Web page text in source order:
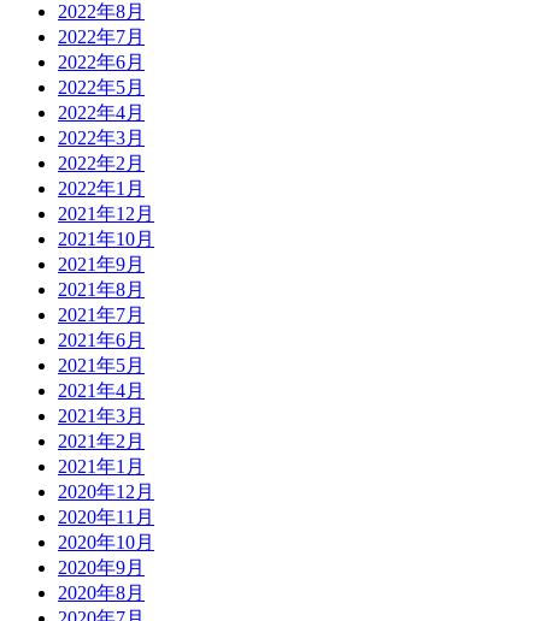
2022年8月
2022年7月
2022年6月
2022年5月
2022年4月
2022年3月
2022年2月
2022年1月
2021年12月
2021年10月
2021年9月
2021年8月
2021年7月
2021年6月
2021年5月
2021年4月
2021年3月
2021年2月
2021年1月
2020年12月
2020年11月
2020年10月
2020年9月
2020年8月